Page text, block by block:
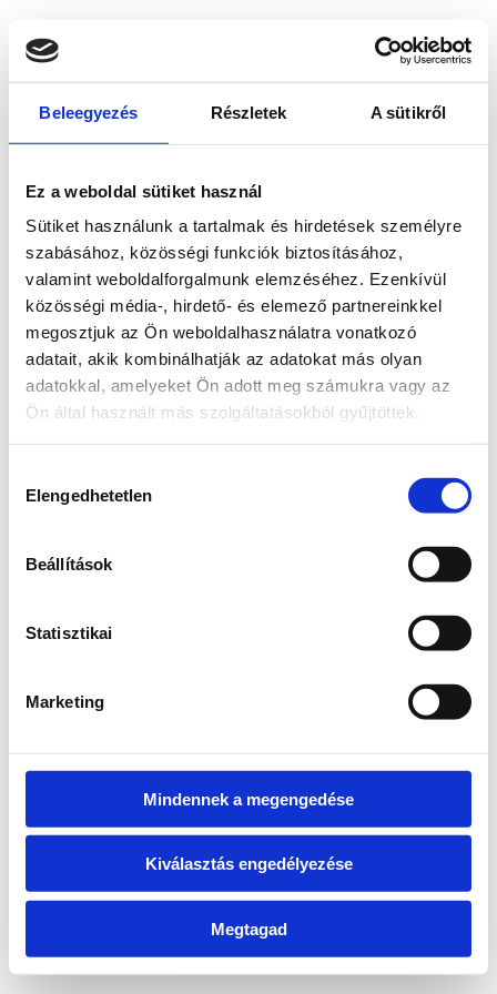
Beleegyezés Részletek A sütikről
Ez a weboldal sütiket használ
Sütiket használunk a tartalmak és hirdetések személyre
szabásához, közösségi funkciók biztosításához,
valamint weboldalforgalmunk elemzéséhez. Ezenkívül
közösségi média-, hirdető- és elemező partnereinkkel
megosztjuk az Ön weboldalhasználatra vonatkozó
adatait, akik kombinálhatják az adatokat más olyan
adatokkal, amelyeket Ön adott meg számukra vagy az
Ön által használt más szolgáltatásokból gyűjtöttek.
kiválasztása
Elengedhetetlen
Beállítások
Statisztikai
Marketing
Mindennek a megengedése
Kiválasztás engedélyezése
Megtagad
loadingwww.bicapp.hu
(see the browser console for more